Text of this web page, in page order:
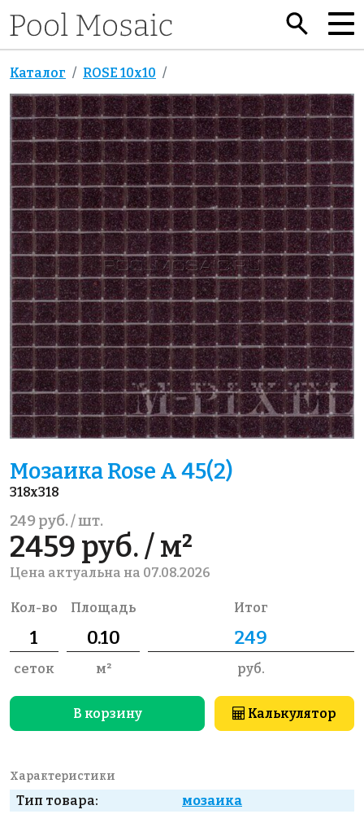
Каталог ROSE 10x10
Мозаика Rose A 45(2)
318x318
249 руб. / шт.
2459 руб. / м²
Цена актуальна на 07.08.2026
Кол-во
сеток
Площадь
м²
Итог
руб.
В корзину Калькулятор
Характеристики
Тип товара:
мозаика